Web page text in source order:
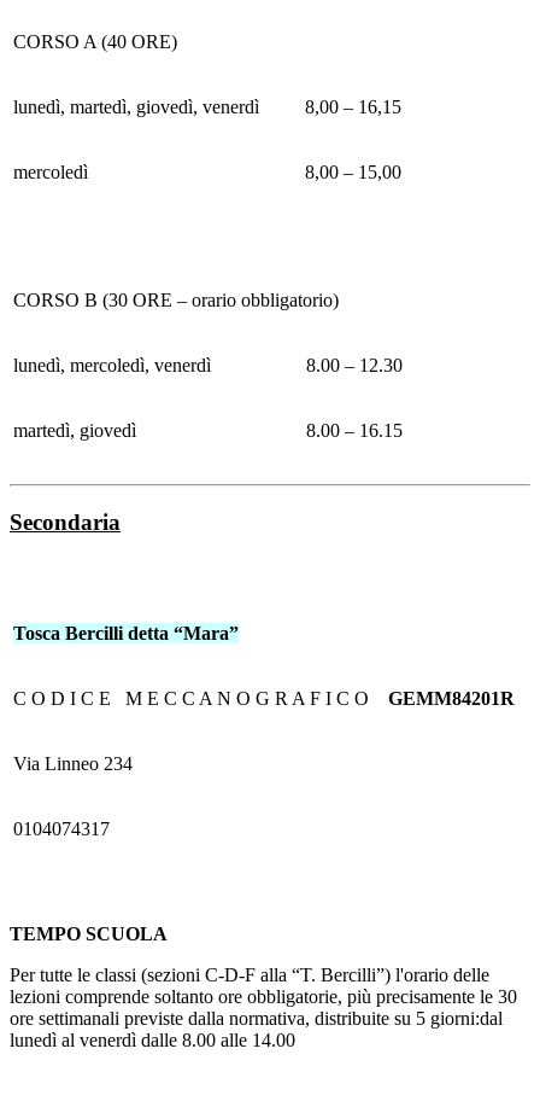
CORSO A (40 ORE)
lunedì, martedì, giovedì, venerdì 8,00 – 16,15
mercoledì 8,00 – 15,00
CORSO B (30 ORE – orario obbligatorio)
lunedì, mercoledì, venerdì 8.00 – 12.30
martedì, giovedì 8.00 – 16.15
Secondaria
Tosca Bercilli detta “Mara”
C O D I C E M E C C A N O G R A F I C O GEMM84201R
Via Linneo 234
0104074317
TEMPO SCUOLA
Per tutte le classi (sezioni C-D-F alla “T. Bercilli”) l'orario delle
lezioni comprende soltanto ore obbligatorie, più precisamente le 30
ore settimanali previste dalla normativa, distribuite su 5 giorni:dal
lunedì al venerdì dalle 8.00 alle 14.00